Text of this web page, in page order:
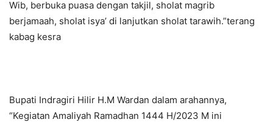
Wib, berbuka puasa dengan takjil, sholat magrib
berjamaah, sholat isya’ di lanjutkan sholat tarawih.”terang
kabag kesra
Bupati Indragiri Hilir H.M Wardan dalam arahannya,
“Kegiatan Amaliyah Ramadhan 1444 H/2023 M ini